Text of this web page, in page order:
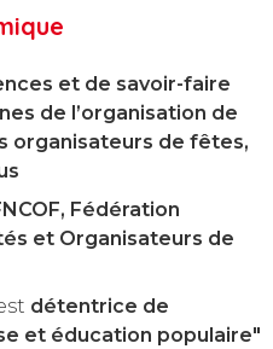
et de savoir-faire
de l’organisation de
organisateurs de fêtes,
Fédération
et Organisateurs de
détentrice de
et éducation populaire"